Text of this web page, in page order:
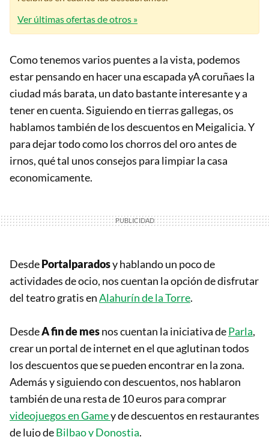
Ver últimas ofertas de otros »
Como tenemos varios puentes a la vista, podemos
estar pensando en hacer una escapada yA coruñaes la
ciudad más barata, un dato bastante interesante y a
tener en cuenta. Siguiendo en tierras gallegas, os
hablamos también de los descuentos en Meigalicia. Y
para dejar todo como los chorros del oro antes de
irnos, qué tal unos consejos para limpiar la casa
economicamente.
DesdePortalparadosy hablando un poco de
actividades de ocio, nos cuentan la opción de disfrutar
del teatro gratis enAlahurín de la Torre.
DesdeA fin de mesnos cuentan la iniciativa deParla,
crear un portal de internet en el que aglutinan todos
los descuentos que se pueden encontrar en la zona.
Además y siguiendo con descuentos, nos hablaron
también de una resta de 10 euros para comprar
videojuegos en Gamey de descuentos en restaurantes
de lujo deBilbao y Donostia.